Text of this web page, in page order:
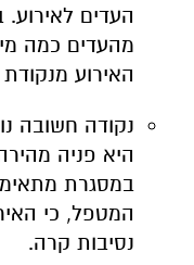
העדים
מהעדים כמה
האירוע
נקודה חשובה
היא פניה
במסגרת
המטפל, כי
נסיבות קרה.